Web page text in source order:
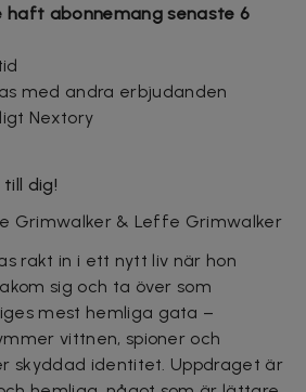
haft abonnemang senaste 6
med andra erbjudanden
Nextory
dig!
Grimwalker & Leffe Grimwalker
rakt in i ett nytt liv när hon
sig och ta över som
mest hemliga gata –
vittnen, spioner och
skyddad identitet. Uppdraget är